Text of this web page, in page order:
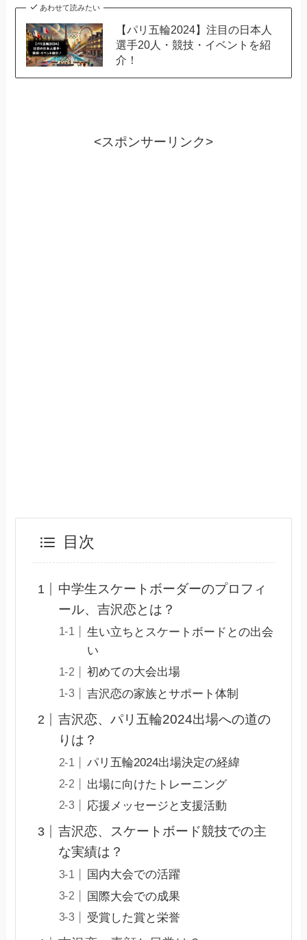
あわせて読みたい
【パリ五輪2024】注目の日本人
選手20人・競技・イベントを紹
介！
<スポンサーリンク>
目次
中学生スケートボーダーのプロフィ
ール、吉沢恋とは？
生い立ちとスケートボードとの出会
い
初めての大会出場
吉沢恋の家族とサポート体制
吉沢恋、パリ五輪2024出場への道の
りは？
パリ五輪2024出場決定の経緯
出場に向けたトレーニング
応援メッセージと支援活動
吉沢恋、スケートボード競技での主
な実績は？
国内大会での活躍
国際大会での成果
受賞した賞と栄誉